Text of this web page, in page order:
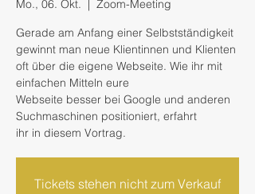
Mo., 06. Okt.
  |
Zoom-Meeting
Gerade am Anfang einer Selbstständigkeit
gewinnt man neue Klientinnen und Klienten
oft über die eigene Webseite. Wie ihr mit
einfachen Mitteln eure
Webseite besser bei Google und anderen
Suchmaschinen positioniert, erfahrt
ihr in diesem Vortrag.
Tickets stehen nicht zum Verkauf